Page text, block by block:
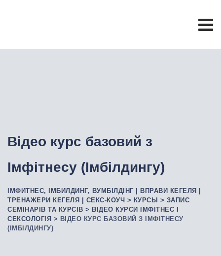
Відео курс базовий з
Імфітнесу (Імбілдингу)
ІМФИТНЕС, ІМБИЛДИНГ, ВУМБІЛДІНГ | ВПРАВИ КЕГЕЛЯ |
ТРЕНАЖЕРИ КЕГЕЛЯ | СЕКС-КОУЧ > КУРСЫ > ЗАПИС
СЕМІНАРІВ ТА КУРСІВ > ВІДЕО КУРСИ ІМФІТНЕС І
СЕКСОЛОГІЯ > ВІДЕО КУРС БАЗОВИЙ З ІМФІТНЕСУ
(ІМБІЛДИНГУ)